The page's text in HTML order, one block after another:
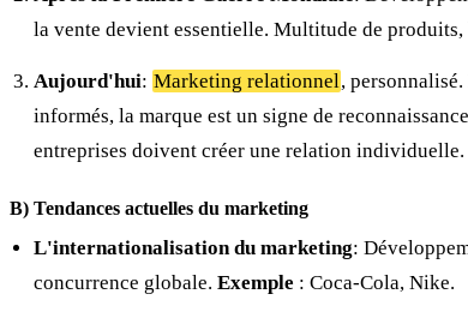
la vente devient essentielle. Multitude de
Aujourd'hui: Marketing relationnel ,
informés, la marque est un signe de
entreprises doivent créer une relation individuelle.
B) Tendances actuelles du marketing
L'internationalisation du marketing:
concurrence globale. Exemple : Coca-Cola, Nike.